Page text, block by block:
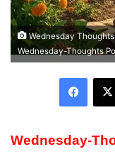
Wednesday
Wednesday-Thoughts
Wednesday-